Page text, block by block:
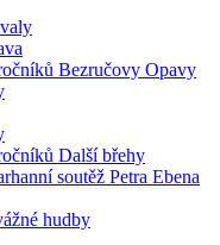
Bezručovy Opavy
Další břehy
soutěž Petra Ebena
hudby